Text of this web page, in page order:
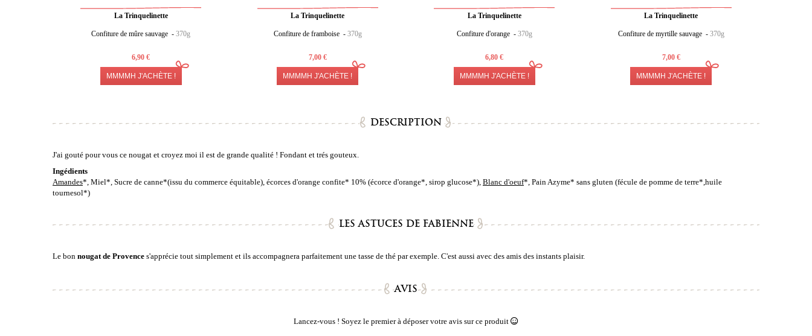
La Trinquelinette
Confiture de mûre sauvage -370g
6,90 €
MMMMH J'ACHÈTE !
La Trinquelinette
Confiture de framboise - 370g
7,00 €
MMMMH J'ACHÈTE !
La Trinquelinette
Confiture d'orange - 370g
6,80 €
MMMMH J'ACHÈTE !
La Trinquelinette
Confiture de myrtille sauvage - 370g
7,00 €
MMMMH J'ACHÈTE !
DESCRIPTION
J'ai gouté pour vous ce nougat et croyez moi il est de grande qualité ! Fondant et trés gouteux.
Ingédients
Amandes*, Miel*, Sucre de canne*(issu du commerce équitable), écorces d'orange confite* 10% (écorce d'orange*, sirop glucose*), Blanc d'oeuf*, Pain Azyme* sans gluten (fécule de pomme de terre*,huile
tournesol*)
LES ASTUCES DE FABIENNE
Le bon nougat de Provence s'apprécie tout simplement et ils accompagnera parfaitement une tasse de thé par exemple. C'est aussi avec des amis des instants plaisir.
AVIS
Lancez-vous ! Soyez le premier à déposer votre avis sur ce produit